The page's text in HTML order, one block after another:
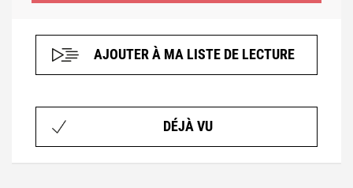
AJOUTER À MA LISTE DE LECTURE
DÉJÀ VU